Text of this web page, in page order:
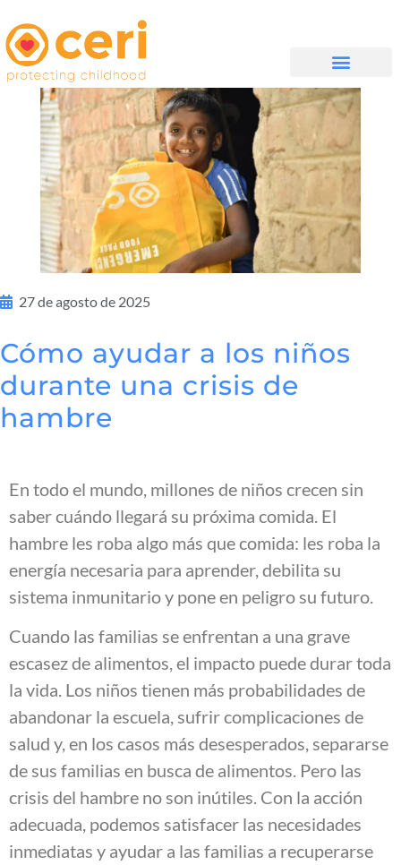
27 de agosto de 2025
Cómo ayudar a los niños
durante una crisis de
hambre
En todo el mundo, millones de niños crecen sin
saber cuándo llegará su próxima comida. El
hambre les roba algo más que comida: les roba la
energía necesaria para aprender, debilita su
sistema inmunitario y pone en peligro su futuro.
Cuando las familias se enfrentan a una grave
escasez de alimentos, el impacto puede durar toda
la vida. Los niños tienen más probabilidades de
abandonar la escuela, sufrir complicaciones de
salud y, en los casos más desesperados, separarse
de sus familias en busca de alimentos. Pero las
crisis del hambre no son inútiles. Con la acción
adecuada, podemos satisfacer las necesidades
inmediatas y ayudar a las familias a recuperarse